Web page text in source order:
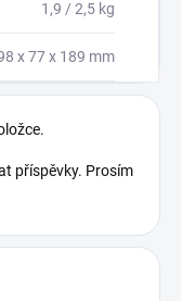
1,9 / 2,5 kg
x 77 x 189 mm
příspěvky. Prosím